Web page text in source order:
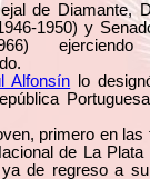
de Diamante,
1950) y
ejerciendo
Alfonsín lo
primero en las
de La Plata
de regreso a